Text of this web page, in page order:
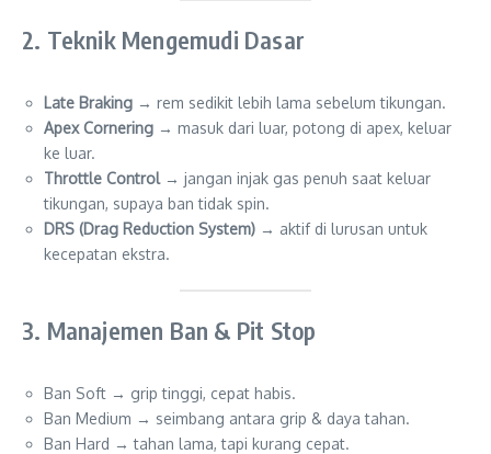
2. Teknik Mengemudi Dasar
Late Braking → rem sedikit lebih lama sebelum tikungan.
Apex Cornering → masuk dari luar, potong di apex, keluar
ke luar.
Throttle Control→ jangan injak gas penuh saat keluar
tikungan, supaya ban tidak spin.
DRS (Drag Reduction System) → aktif di lurusan untuk
kecepatan ekstra.
3. Manajemen Ban & Pit Stop
Ban Soft → grip tinggi, cepat habis.
Ban Medium → seimbang antara grip & daya tahan.
Ban Hard → tahan lama, tapi kurang cepat.